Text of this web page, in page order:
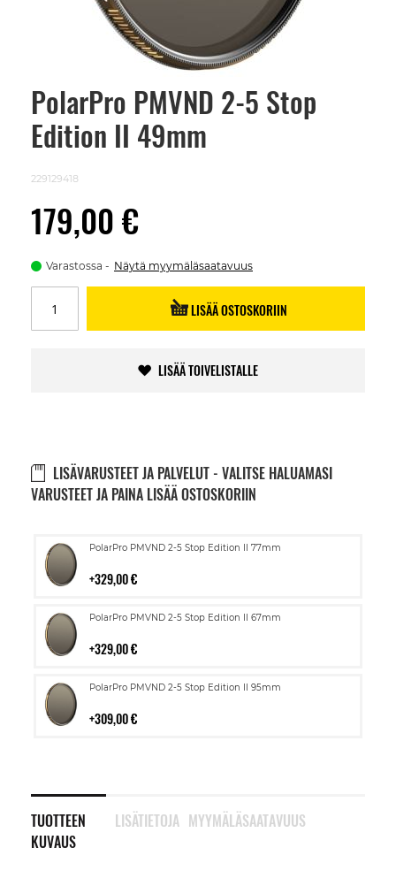
PolarPro PMVND 2-5 Stop
Edition II 49mm
229129418
179,00 €
Varastossa Näytä myymäläsaatavuus
LISÄÄ OSTOSKORIIN
LISÄÄ TOIVELISTALLE
LISÄVARUSTEET JA PALVELUT - VALITSE HALUAMASI
VARUSTEET JA PAINA LISÄÄ OSTOSKORIIN
PolarPro PMVND 2-5 Stop Edition II 77mm
329,00 €
Lisää
PolarPro PMVND 2-5 Stop Edition II 67mm
329,00 €
Lisää
PolarPro PMVND 2-5 Stop Edition II 95mm
309,00 €
Lisää
TUOTTEEN
KUVAUS
LISÄTIETOJA MYYMÄLÄSAATAVUUS
Skip
beginning
images